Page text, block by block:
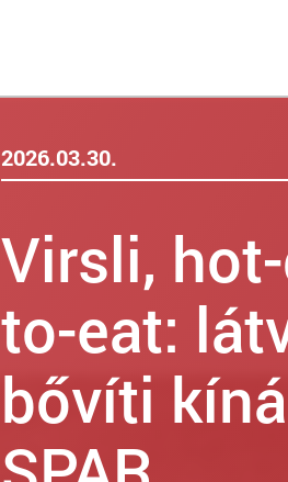
2026.03.30.
Virsli,
to-eat:
bővíti